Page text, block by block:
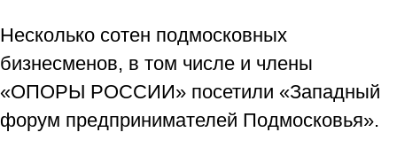
Несколько сотен подмосковных
бизнесменов, в том числе и члены
«ОПОРЫ РОССИИ» посетили «Западный
форум предпринимателей Подмосковья».